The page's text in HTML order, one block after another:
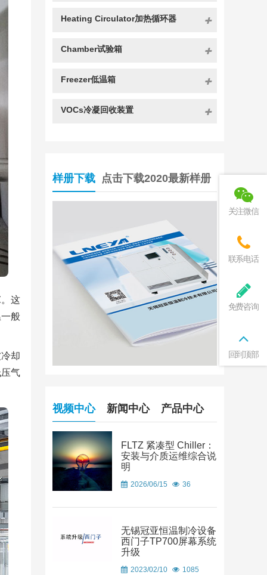
这
般
却
气
Heating Circulator加热循环器
Chamber试验箱
Freezer低温箱
VOCs冷凝回收装置
样册下载 点击下载2020最新样册
视频中心 新闻中心 产品中心
FLTZ 紧凑型 Chiller：
安装与介质运维综合说
明
2026/06/15 36
无锡冠亚恒温制冷设备
西门子TP700屏幕系统
升级
2023/02/10 1085
关注微信
联系电话
免费咨询
回到顶部